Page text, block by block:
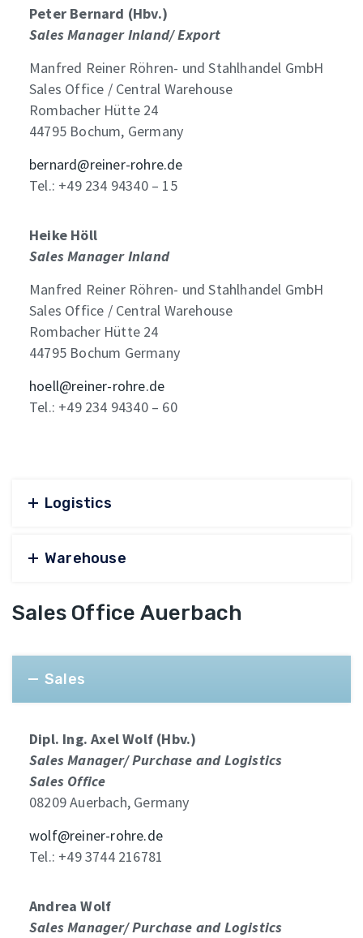
Peter Bernard (Hbv.)
Sales Manager Inland/ Export
Manfred Reiner Röhren- und Stahlhandel GmbH
Sales Office / Central Warehouse
Rombacher Hütte 24
44795 Bochum, Germany
bernard@reiner-rohre.de
Tel.: +49 234 94340 – 15
Heike Höll
Sales Manager Inland
Manfred Reiner Röhren- und Stahlhandel GmbH
Sales Office / Central Warehouse
Rombacher Hütte 24
44795 Bochum Germany
hoell@reiner-rohre.de
Tel.: +49 234 94340 – 60
Logistics
Warehouse
Sales Office Auerbach
Sales
Dipl. Ing. Axel Wolf (Hbv.)
Sales Manager/ Purchase and Logistics
Sales Office
08209 Auerbach, Germany
wolf@reiner-rohre.de
Tel.: +49 3744 216781
Andrea Wolf
Sales Manager/ Purchase and Logistics